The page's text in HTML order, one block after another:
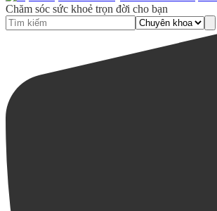
Chăm sóc sức khoẻ trọn đời cho bạn